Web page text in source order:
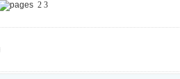
2 3